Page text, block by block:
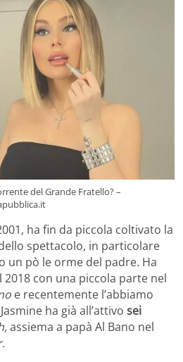
del Grande Fratello? –
ha fin da piccola coltivato la
spettacolo, in particolare
un pò le orme del padre. Ha
con una piccola parte nel
e recentemente l’abbiamo
ha già all’attivo sei
assiema a papà Al Bano nel